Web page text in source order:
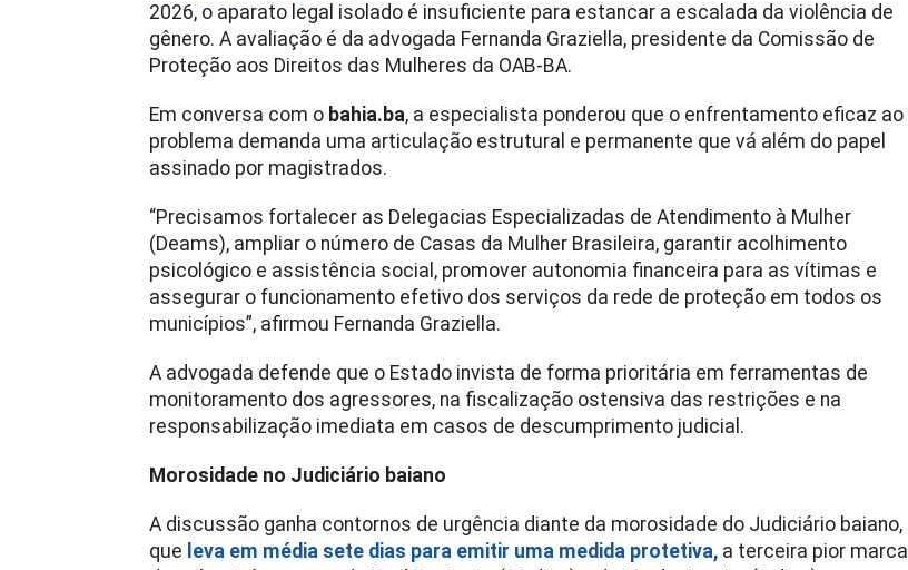
2026, o aparato legal isolado é insuficiente para estancar a escalada da violência de
gênero. A avaliação é da advogada Fernanda Graziella, presidente da Comissão de
Proteção aos Direitos das Mulheres da OAB-BA.
Em conversa com o bahia.ba, a especialista ponderou que o enfrentamento eficaz ao
problema demanda uma articulação estrutural e permanente que vá além do papel
assinado por magistrados.
“Precisamos fortalecer as Delegacias Especializadas de Atendimento à Mulher
(Deams), ampliar o número de Casas da Mulher Brasileira, garantir acolhimento
psicológico e assistência social, promover autonomia financeira para as vítimas e
assegurar o funcionamento efetivo dos serviços da rede de proteção em todos os
municípios”, afirmou Fernanda Graziella.
A advogada defende que o Estado invista de forma prioritária em ferramentas de
monitoramento dos agressores, na fiscalização ostensiva das restrições e na
responsabilização imediata em casos de descumprimento judicial.
Morosidade no Judiciário baiano
A discussão ganha contornos de urgência diante da morosidade do Judiciário baiano,
que leva em média sete dias para emitir uma medida protetiva, a terceira pior marca